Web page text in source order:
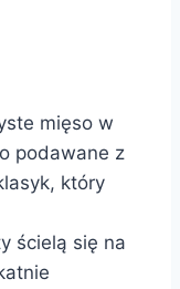
mięso w
podawane z
który
ścielą się na